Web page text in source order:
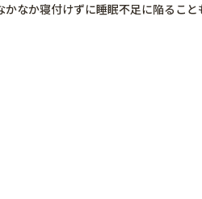
なか寝付けずに睡眠不足に陥ること